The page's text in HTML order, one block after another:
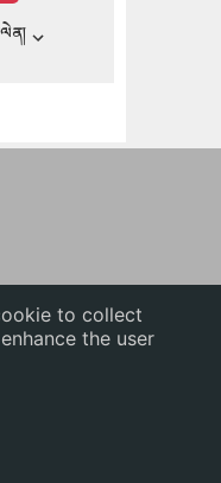
to collect
the user